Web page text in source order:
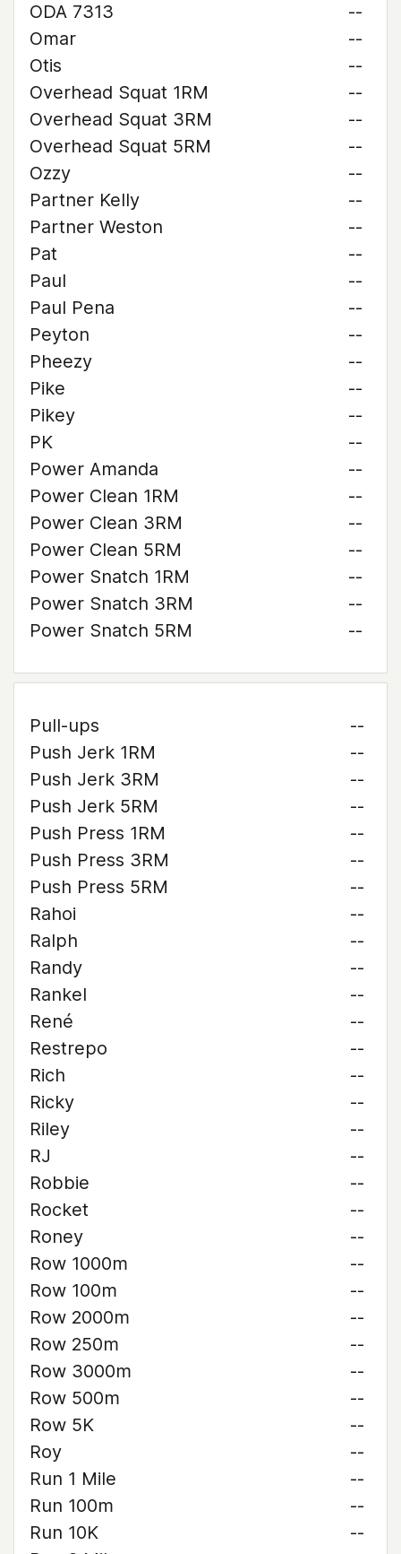
ODA 7313
--
Omar
--
Otis
--
Overhead Squat 1RM
--
Overhead Squat 3RM
--
Overhead Squat 5RM
--
Ozzy
--
Partner Kelly
--
Partner Weston
--
Pat
--
Paul
--
Paul Pena
--
Peyton
--
Pheezy
--
Pike
--
Pikey
--
PK
--
Power Amanda
--
Power Clean 1RM
--
Power Clean 3RM
--
Power Clean 5RM
--
Power Snatch 1RM
--
Power Snatch 3RM
--
Power Snatch 5RM
--
Pull-ups
--
Push Jerk 1RM
--
Push Jerk 3RM
--
Push Jerk 5RM
--
Push Press 1RM
--
Push Press 3RM
--
Push Press 5RM
--
Rahoi
--
Ralph
--
Randy
--
Rankel
--
René
--
Restrepo
--
Rich
--
Ricky
--
Riley
--
RJ
--
Robbie
--
Rocket
--
Roney
--
Row 1000m
--
Row 100m
--
Row 2000m
--
Row 250m
--
Row 3000m
--
Row 500m
--
Row 5K
--
Roy
--
Run 1 Mile
--
Run 100m
--
Run 10K
--